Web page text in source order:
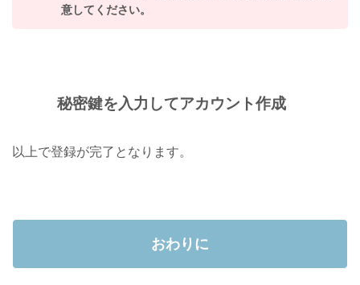
意してください。
秘密鍵を入力してアカウント作成
以上で登録が完了となります。
おわりに